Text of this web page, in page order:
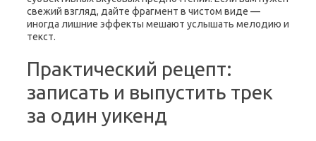
свежий взгляд, дайте фрагмент в чистом виде —
иногда лишние эффекты мешают услышать мелодию и
текст.
Практический рецепт:
записать и выпустить трек
за один уикенд